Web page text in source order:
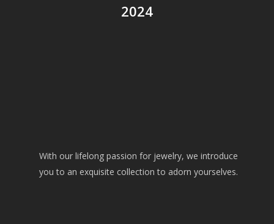
2024
With our lifelong passion for jewelry, we introduce
you to an exquisite collection to adorn yourselves.